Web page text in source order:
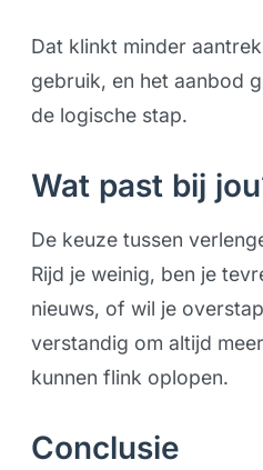
Dat klinkt minder
gebruik, en het aanbod
de logische stap.
Wat past bij
De keuze tussen
Rijd je weinig, ben je
nieuws, of wil je
verstandig om altijd
kunnen flink oplopen.
Conclusie